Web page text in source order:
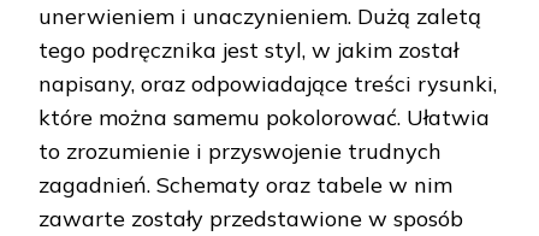
unerwieniem i unaczynieniem. Dużą zaletą
tego podręcznika jest styl, w jakim został
napisany, oraz odpowiadające treści rysunki,
które można samemu pokolorować. Ułatwia
to zrozumienie i przyswojenie trudnych
zagadnień. Schematy oraz tabele w nim
zawarte zostały przedstawione w sposób